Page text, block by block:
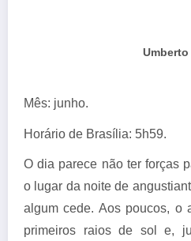
Mês: junho.
Horário de Brasília: 5h59.
O dia parece não ter forças
o lugar da noite de
algum cede. Aos poucos, o
primeiros raios de sol e,